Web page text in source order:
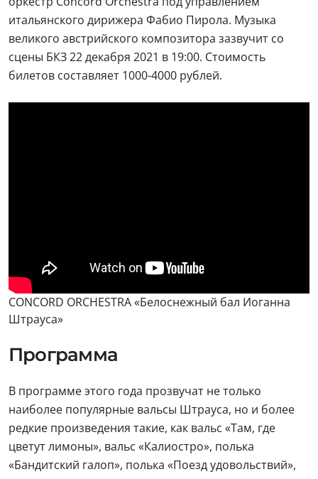
итальянского дирижера Фабио Пирола. Музыка
великого австрийского композитора зазвучит со
сцены БКЗ 22 декабря 2021 в 19:00. Стоимость
билетов составляет 1000-4000 рублей.
CONCORD ORCHESTRA «Белоснежный бал Иоганна
Штрауса»
Программа
В программе этого года прозвучат не только
наиболее популярные вальсы Штрауса, но и более
редкие произведения такие, как вальс «Там, где
цветут лимоны», вальс «Калиостро», полька
«Бандитский галоп», полька «Поезд удовольствий»,